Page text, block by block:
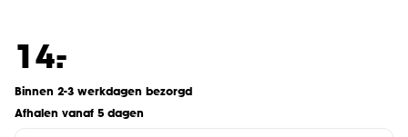
14.
-
Binnen 2-3 werkdagen bezorgd
Afhalen vanaf 5 dagen